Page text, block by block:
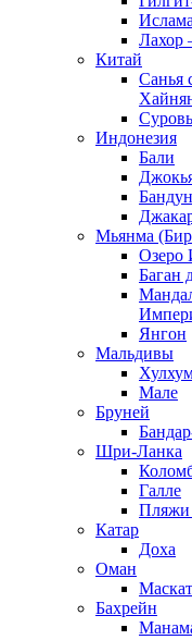
Лахор
Китай
Санья
Индонезия
Бали
Мьянма
Озеро
Баган
Янгон
Мальдивы
Мале
Бруней
Шри-Ланка
Галле
Катар
Доха
Оман
Маскат
Бахрейн